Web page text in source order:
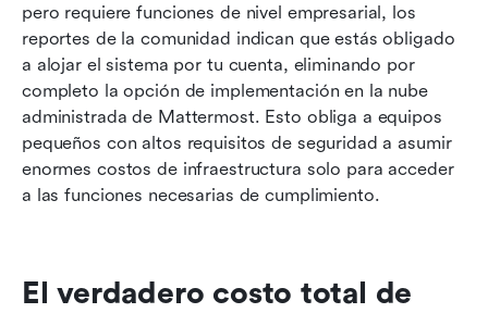
pero requiere funciones de nivel empresarial, los
reportes de la comunidad indican que estás obligado
a alojar el sistema por tu cuenta, eliminando por
completo la opción de implementación en la nube
administrada de Mattermost. Esto obliga a equipos
pequeños con altos requisitos de seguridad a asumir
enormes costos de infraestructura solo para acceder
a las funciones necesarias de cumplimiento.
El verdadero costo total de